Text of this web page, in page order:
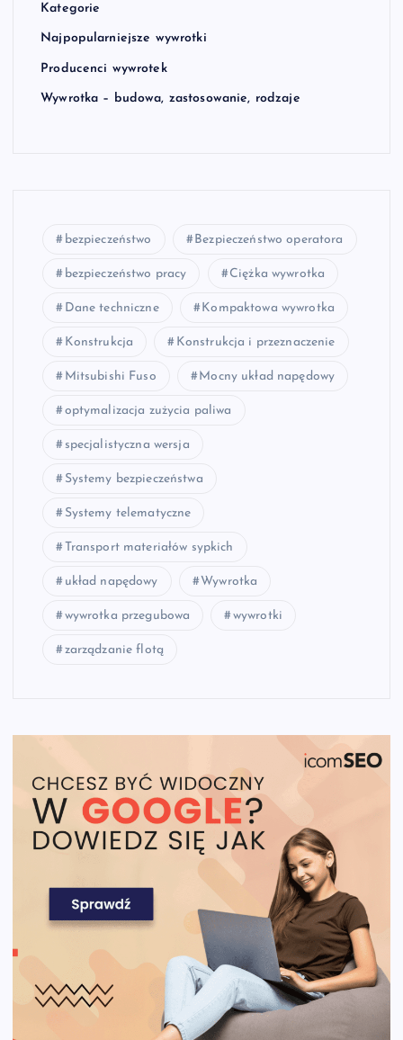
Kategorie
Najpopularniejsze wywrotki
Producenci wywrotek
Wywrotka – budowa, zastosowanie, rodzaje
bezpieczeństwo Bezpieczeństwo operatora
bezpieczeństwo pracy Ciężka wywrotka
Dane techniczne Kompaktowa wywrotka
Konstrukcja Konstrukcja i przeznaczenie
Mitsubishi Fuso Mocny układ napędowy
optymalizacja zużycia paliwa
specjalistyczna wersja
Systemy bezpieczeństwa
Systemy telematyczne
Transport materiałów sypkich
układ napędowy Wywrotka
wywrotka przegubowa wywrotki
zarządzanie flotą